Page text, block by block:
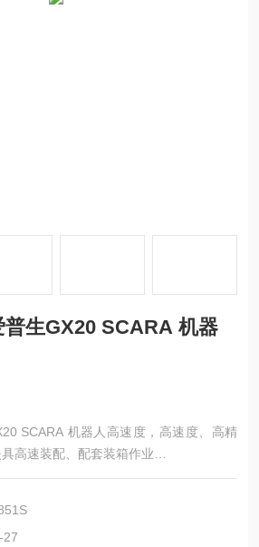
普生GX20 SCARA 机器
SCARA 机器人高速度，高速度、高精
高速装配、配套装箱作业
27